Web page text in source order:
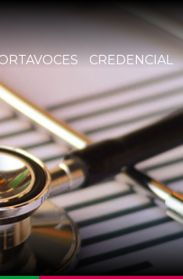
CREDENCIAL